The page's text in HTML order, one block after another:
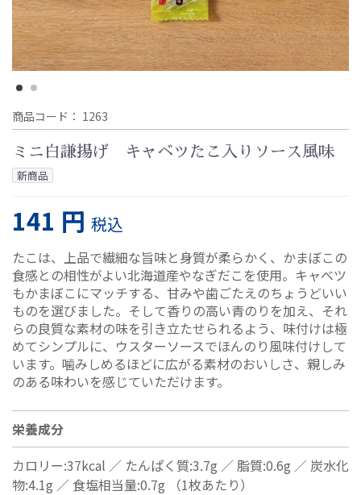
商品コード： 1263
ミニ白謙揚げ キャベツたこ入りソース風味
新商品
141 円 税込
たこは、上品で繊細な旨味と身質が柔らかく、かまぼこの
食感との相性がよい北海道産やなぎだこを使用。キャベツ
もかまぼこにマッチする、甘みや歯ごたえのちょうどいい
ものを選びました。そして香りの高い青のりを加え、それ
らの良質な素材の味を引き立たせられるよう、味付けは極
めてシンプルに、ウスターソースでほんのり風味付けして
います。噛みしめるほどに広がる素材のおいしさ、親しみ
のある味わいを感じていただけます。
栄養成分
カロリー:37kcal ／ たんぱく質:3.7g ／ 脂質:0.6g ／ 炭水化
物:4.1g ／ 食塩相当量:0.7g （1枚あたり）